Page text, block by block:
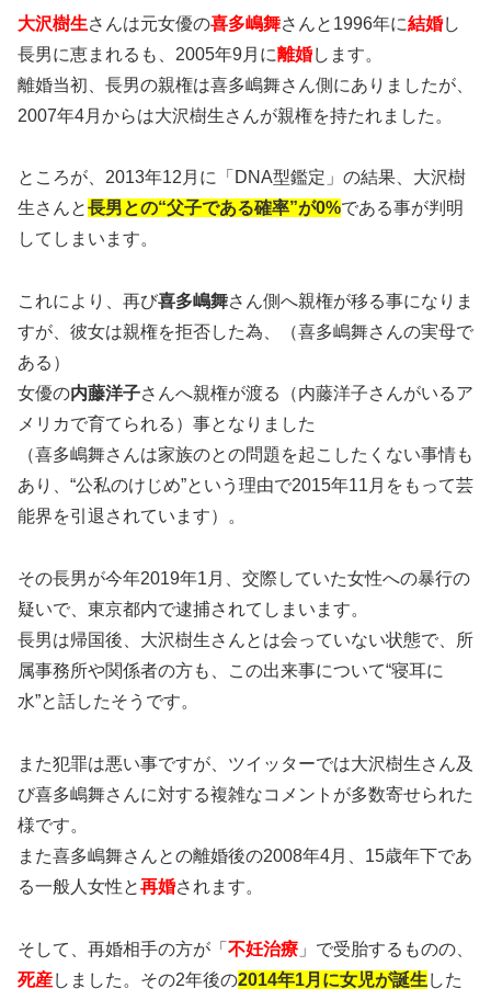
大沢樹生さんは元女優の喜多嶋舞さんと1996年に結婚し
長男に恵まれるも、2005年9月に離婚します。
離婚当初、長男の親権は喜多嶋舞さん側にありましたが、
2007年4月からは大沢樹生さんが親権を持たれました。
ところが、2013年12月に「DNA型鑑定」の結果、大沢樹
生さんと長男との“父子である確率”が0%である事が判明
してしまいます。
これにより、再び喜多嶋舞さん側へ親権が移る事になりま
すが、彼女は親権を拒否した為、（喜多嶋舞さんの実母で
ある）
女優の内藤洋子さんへ親権が渡る（内藤洋子さんがいるア
メリカで育てられる）事となりました
（喜多嶋舞さんは家族のとの問題を起こしたくない事情も
あり、“公私のけじめ”という理由で2015年11月をもって芸
能界を引退されています）。
その長男が今年2019年1月、交際していた女性への暴行の
疑いで、東京都内で逮捕されてしまいます。
長男は帰国後、大沢樹生さんとは会っていない状態で、所
属事務所や関係者の方も、この出来事について“寝耳に
水”と話したそうです。
また犯罪は悪い事ですが、ツイッターでは大沢樹生さん及
び喜多嶋舞さんに対する複雑なコメントが多数寄せられた
様です。
また喜多嶋舞さんとの離婚後の2008年4月、15歳年下であ
る一般人女性と再婚されます。
そして、再婚相手の方が「 不妊治療 」で受胎するものの、
死産しました。その2年後の2014年1月に女児が誕生 した